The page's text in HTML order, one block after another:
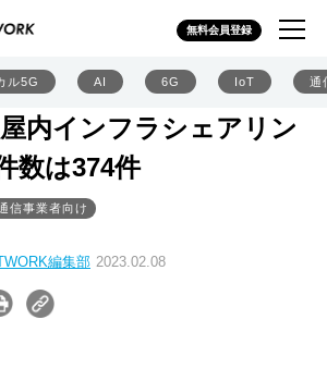
無料会員登録
ル5G AI 6G IoT 通
内インフラシェアリン
数は374件
信事業者向け
編集部 2023.02.08